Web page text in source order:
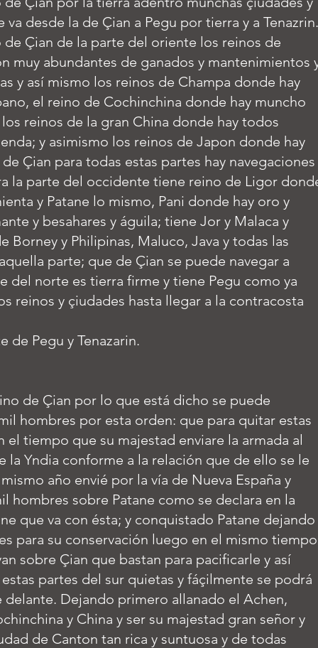
va desde la de Çian a Pegu por tierra y a Tenazrin.
de Çian de la parte del oriente los reinos de
muy abundantes de ganados y mantenimientos
y así mismo los reinos de Champa donde hay
el reino de Cochinchina donde hay muncho
reinos de la gran China donde hay todos
y asimismo los reinos de Japon donde hay
Çian para todas estas partes hay navegaciones
la parte del occidente tiene reino de Ligor
y Patane lo mismo, Pani donde hay oro y
y besahares y águila; tiene Jor y Malaca y
Borney y Philipinas, Maluco, Java y todas las
parte; que de Çian se puede navegar a
del norte es tierra firme y tiene Pegu como ya
reinos y çiudades hasta llegar a la contracosta
de Pegu y Tenazarin.
de Çian por lo que está dicho se puede
hombres por esta orden: que para quitar estas
el tiempo que su majestad enviare la armada al
la Yndia conforme a la relación que de ello se le
año envié por la vía de Nueva España y
hombres sobre Patane como se declara en la
que va con ésta; y conquistado Patane dejando
para su conservación luego en el mismo tiempo
sobre Çian que bastan para pacificarle y así
partes del sur quietas y fáçilmente se podrá
Dejando primero allanado el Achen,
y China y ser su majestad gran señor y
de Canton tan rica y suntuosa y de todas